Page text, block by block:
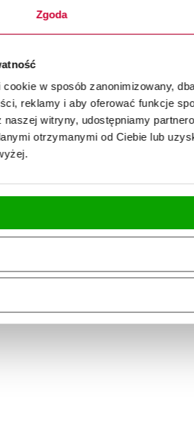
Zgoda
w sposób zanonimizowany,
reklamy i aby oferować funkcje
witryny, udostępniamy
otrzymanymi od Ciebie lub